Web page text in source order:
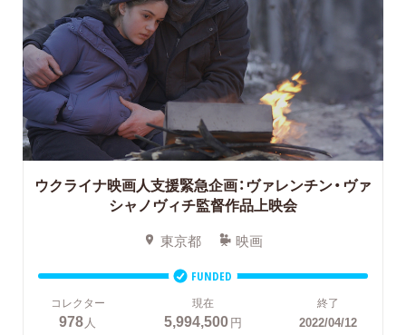
ウクライナ映画人支援緊急企画：ヴァレンチン・ヴァ
シャノヴィチ監督作品上映会
東京都 映画
FUNDED
コレクター
978人
現在
5,994,500円
終了
2022/04/12